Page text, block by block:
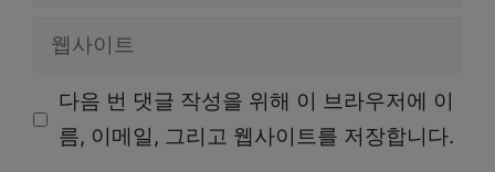
일
다음 번 댓글 작성을 위해 이 브라우저에 이
름, 이메일, 그리고 웹사이트를 저장합니다.